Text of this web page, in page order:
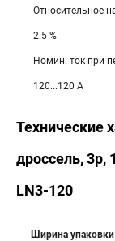
Относительное
2.5 %
Номин. ток при
120...120 А
Технические
дроссель, 3p,
LN3-120
Ширина упаковки